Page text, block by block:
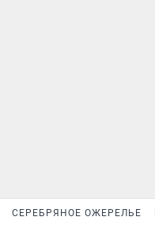
СЕРЕБРЯНОЕ ОЖЕРЕЛЬЕ